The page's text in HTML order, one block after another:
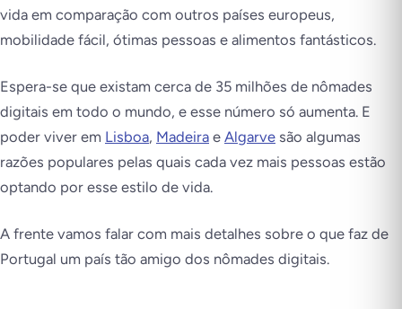
vida em comparação com outros países europeus,
mobilidade fácil, ótimas pessoas e alimentos fantásticos.
Espera-se que existam cerca de 35 milhões de nômades
digitais em todo o mundo, e esse número só aumenta. E
poder viver em Lisboa, Madeira e Algarve são algumas
razões populares pelas quais cada vez mais pessoas estão
optando por esse estilo de vida.
A frente vamos falar com mais detalhes sobre o que faz de
Portugal um país tão amigo dos nômades digitais.